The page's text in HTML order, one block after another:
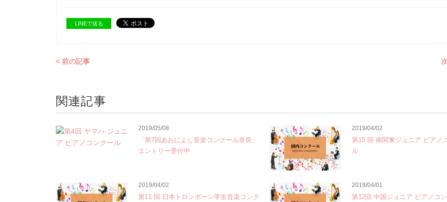
LINEで送る
< 前の記事
関連記事
2019/05/08
「第7回あおによし音楽コンクール奈良」
エントリー受付中
2019/04/02
第15 回 南関東ジュニア ピアノ
ル
2019/04/02
第11 回 日本トロンボーン学生音楽コンク
2019/04/01
第12回 中国ジュニア ピアノコ